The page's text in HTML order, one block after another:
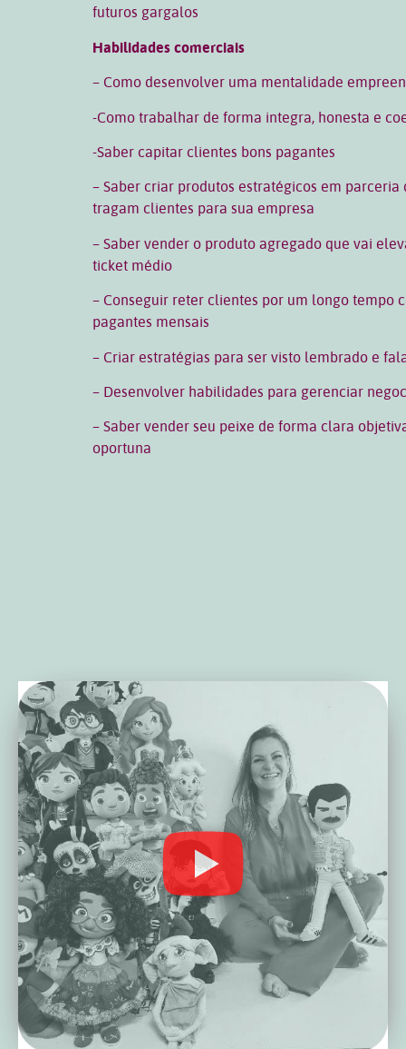
futuros gargalos
Habilidades comerciais
– Como desenvolver uma mentalidade
-Como trabalhar de forma integra, honesta e
-Saber capitar clientes bons pagantes
– Saber criar produtos estratégicos em parceria
tragam clientes para sua empresa
– Saber vender o produto agregado que vai
ticket médio
– Conseguir reter clientes por um longo tempo
pagantes mensais
– Criar estratégias para ser visto lembrado e
– Desenvolver habilidades para gerenciar
– Saber vender seu peixe de forma clara
oportuna